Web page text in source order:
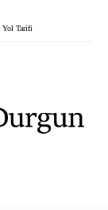
Yol Tarifi